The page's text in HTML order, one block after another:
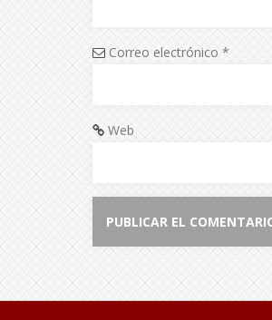
Correo electrónico *
Web